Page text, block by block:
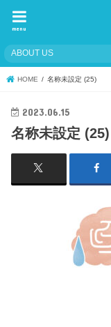
menu
ABOUT US
HOME 名称未設定 (25)
2023.06.15
名称未設定 (25)